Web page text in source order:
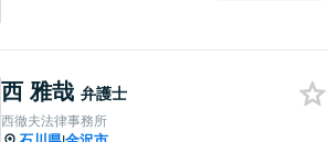
西 雅哉 弁護士
西徹夫法律事務所